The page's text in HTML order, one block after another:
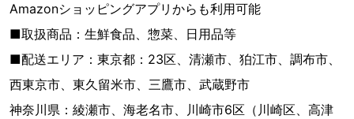
Amazonショッピングアプリからも利用可能
■取扱商品：生鮮食品、惣菜、日用品等
■配送エリア：東京都：23区、清瀬市、狛江市、調布市、
西東京市、東久留米市、三鷹市、武蔵野市
神奈川県：綾瀬市、海老名市、川崎市6区（川崎区、高津